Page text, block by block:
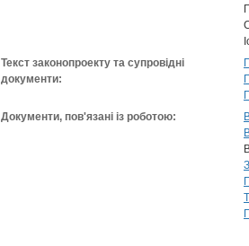
Текст законопроекту та супровідні
документи:
Документи, пов'язані із роботою: